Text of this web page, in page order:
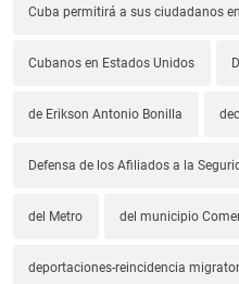
Cuba permitirá a sus ciudadanos
Cubanos en Estados Unidos
de Erikson Antonio Bonilla
Defensa de los Afiliados a la
del Metro del municipio
deportaciones-reincidencia